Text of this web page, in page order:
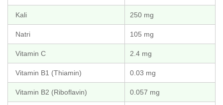
Kali 250 mg
Natri 105 mg
Vitamin C 2.4 mg
Vitamin B1 (Thiamin) 0.03 mg
Vitamin B2 (Riboflavin) 0.057 mg